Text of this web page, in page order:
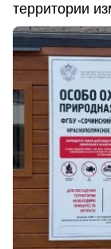
территории